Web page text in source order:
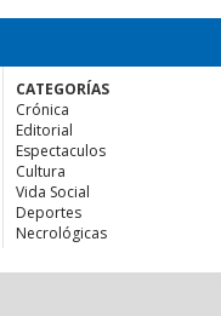
CATEGORÍAS
Crónica
Editorial
Espectaculos
Cultura
Vida Social
Deportes
Necrológicas